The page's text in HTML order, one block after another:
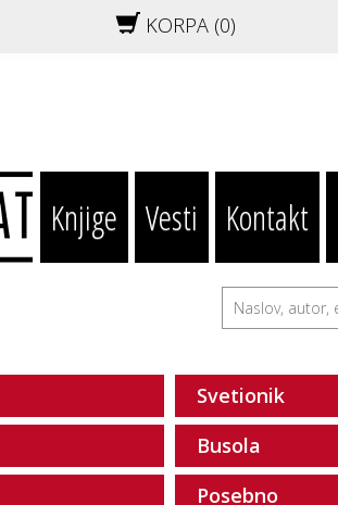
KORPA (0)
Knjige Vesti Kontakt
Svetionik
Busola
Posebno